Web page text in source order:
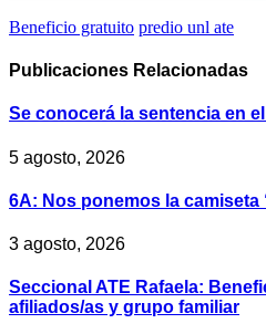
Beneficio gratuito predio unl ate
Publicaciones Relacionadas
Se conocerá la sentencia en
5 agosto, 2026
6A: Nos ponemos la camiseta
3 agosto, 2026
Seccional ATE Rafaela:
afiliados/as y grupo familiar